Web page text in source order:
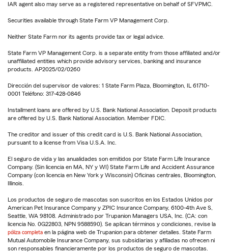
IAR agent also may serve as a registered representative on behalf of SFVPMC.
Securities available through State Farm VP Management Corp.
Neither State Farm nor its agents provide tax or legal advice.
State Farm VP Management Corp. is a separate entity from those affiliated and/or
unaffiliated entities which provide advisory services, banking and insurance
products. AP2025/02/0260
Dirección del supervisor de valores: 1 State Farm Plaza, Bloomington, IL 61710-
0001 Teléfono: 317-428-0846
Installment loans are offered by U.S. Bank National Association. Deposit products
are offered by U.S. Bank National Association. Member FDIC.
The creditor and issuer of this credit card is U.S. Bank National Association,
pursuant to a license from Visa U.S.A. Inc.
El seguro de vida y las anualidades son emitidos por State Farm Life Insurance
Company. (Sin licencia en MA, NY y WI) State Farm Life and Accident Assurance
Company (con licencia en New York y Wisconsin) Oficinas centrales, Bloomington,
Illinois.
Los productos de seguro de mascotas son suscritos en los Estados Unidos por
American Pet Insurance Company y ZPIC Insurance Company, 6100-4th Ave S,
Seattle, WA 98108. Administrado por Trupanion Managers USA, Inc. (CA: con
licencia No. 0G22803, NPN 9588590). Se aplican términos y condiciones, revise la
póliza completa en la página web de Trupanion para obtener detalles. State Farm
Mutual Automobile Insurance Company, sus subsidiarias y afiliadas no ofrecen ni
son responsables financieramente por los productos de seguro de mascotas.